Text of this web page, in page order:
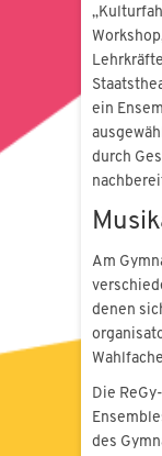
ein
durch
Am
denen
Die
des